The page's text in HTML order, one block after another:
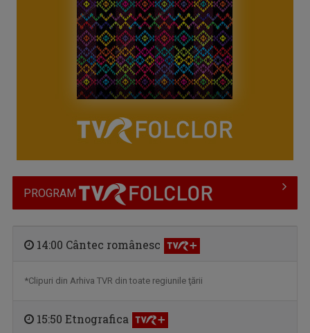
PROGRAM
14:00 Cântec românesc
*Clipuri din Arhiva TVR din toate regiunile ţării
15:50 Etnografica